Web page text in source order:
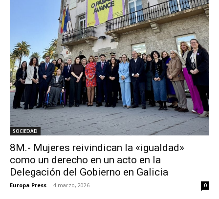
SOCIEDAD
8M.- Mujeres reivindican la «igualdad»
como un derecho en un acto en la
Delegación del Gobierno en Galicia
Europa Press - 4 marzo, 2026 0